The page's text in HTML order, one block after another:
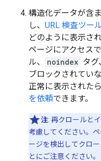
構造化データが含
し、 URL 検査ツー
どのように表示さ
ページにアクセス
ル、
noindex タ
ブロックされてい
正常に表示されたら
を依頼できます。
注: 再クロールと
考慮してください。
ージを検出してクロ
とにご注意ください。